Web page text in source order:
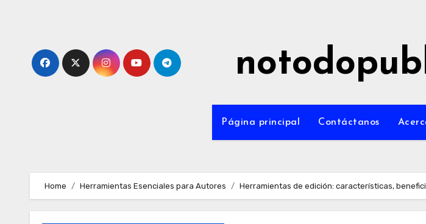
Página principal Contáctanos
Home Herramientas Esenciales para Autores Herramientas de edición: características,